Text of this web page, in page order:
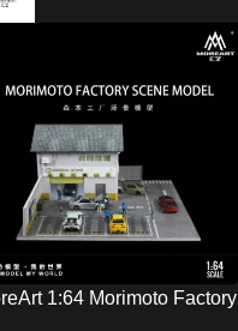
1:64 Morimoto Factory